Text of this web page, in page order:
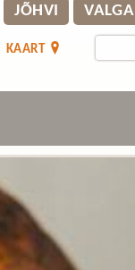
JÕHVI VALGA
KAART